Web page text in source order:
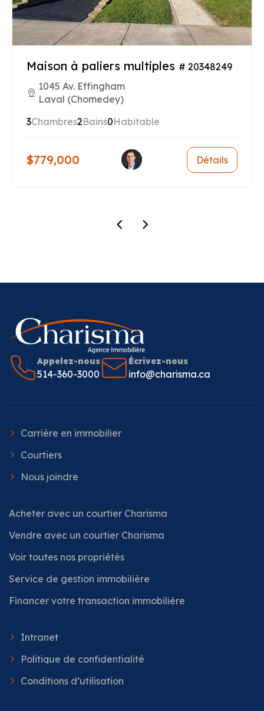
Maison à paliers multiples # 20348249
1045 Av. Effingham
Laval (Chomedey)
3Chambres2Bains0Habitable
$779,000 Détails
Appelez-nous
514-360-3000
Écrivez-nous
info@charisma.ca
Carrière en immobilier
Courtiers
Nous joindre
Acheter avec un courtier Charisma
Vendre avec un courtier Charisma
Voir toutes nos propriétés
Service de gestion immobilière
Financer votre transaction immobilière
Intranet
Politique de confidentialité
Conditions d’utilisation